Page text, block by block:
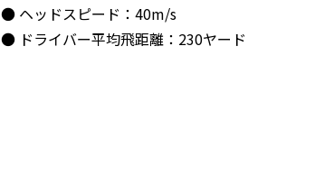
● ヘッドスピード：40m/s
● ドライバー平均飛距離：230ヤード